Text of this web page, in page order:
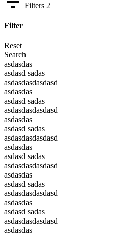
Filters 2
Filter
Reset
Search
asdasdas
asdasd sadas
asdasdasdasdasd
asdasdas
asdasd sadas
asdasdasdasdasd
asdasdas
asdasd sadas
asdasdasdasdasd
asdasdas
asdasd sadas
asdasdasdasdasd
asdasdas
asdasd sadas
asdasdasdasdasd
asdasdas
asdasd sadas
asdasdasdasdasd
asdasdas